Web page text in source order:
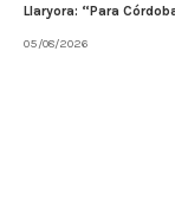
Llaryora: “Para
05/08/2026